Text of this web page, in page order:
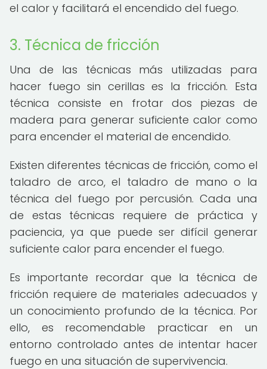
el calor y facilitará el encendido del fuego.
3. Técnica de fricción
Una de las técnicas más utilizadas para
hacer fuego sin cerillas es la fricción. Esta
técnica consiste en frotar dos piezas de
madera para generar suficiente calor como
para encender el material de encendido.
Existen diferentes técnicas de fricción, como el
taladro de arco, el taladro de mano o la
técnica del fuego por percusión. Cada una
de estas técnicas requiere de práctica y
paciencia, ya que puede ser difícil generar
suficiente calor para encender el fuego.
Es importante recordar que la técnica de
fricción requiere de materiales adecuados y
un conocimiento profundo de la técnica. Por
ello, es recomendable practicar en un
entorno controlado antes de intentar hacer
fuego en una situación de supervivencia.